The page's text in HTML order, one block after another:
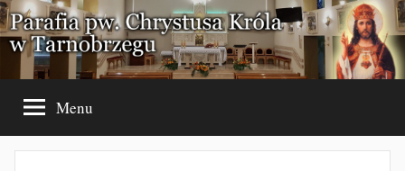
Przejdź
do
treści
Menu